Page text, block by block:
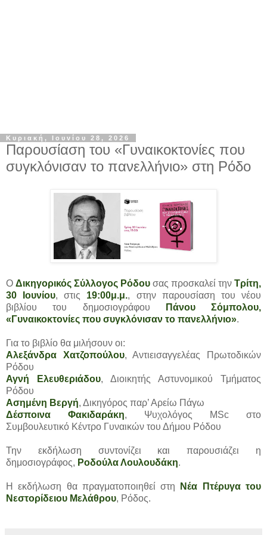
Κυριακή, Ιουνίου 28, 2026
Παρουσίαση του «Γυναικοκτονίες που
συγκλόνισαν το πανελλήνιο» στη Ρόδο
Ο Δικηγορικός Σύλλογος Ρόδου σας προσκαλεί την Τρίτη,
30 Ιουνίου, στις 19:00μ.μ., στην παρουσίαση του νέου
βιβλίου του δημοσιογράφου
Πάνου Σόμπολου,
«Γυναικοκτονίες που συγκλόνισαν το πανελλήνιο».
Για το βιβλίο θα μιλήσουν οι:
Αλεξάνδρα Χατζοπούλου, Αντιεισαγγελέας Πρωτοδικών
Ρόδου
Αγνή Ελευθεριάδου, Διοικητής Αστυνομικού Τμήματος
Ρόδου
Ασημένη Βεργή, Δικηγόρος παρ’ Αρείω Πάγω
Δέσποινα Φακιδαράκη, Ψυχολόγος MSc στο
Συμβουλευτικό Κέντρο Γυναικών του Δήμου Ρόδου
Την εκδήλωση συντονίζει και παρουσιάζει η
δημοσιογράφος, Ροδούλα Λουλουδάκη.
Η εκδήλωση θα πραγματοποιηθεί στη
Νέα Πτέρυγα του
Νεστορίδειου Μελάθρου, Ρόδος.